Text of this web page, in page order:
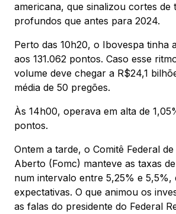
americana, que sinalizou cortes de
profundos que antes para 2024.
Perto das 10h20, o Ibovespa tinha
aos 131.062 pontos. Caso esse
volume deve chegar a R$24,1
média de 50 pregões.
Às 14h00, operava em alta de
pontos.
Ontem a tarde, o Comitê Federal
Aberto (Fomc) manteve as taxas
num intervalo entre 5,25% e 5,5%,
expectativas. O que animou os
as falas do presidente do Federal